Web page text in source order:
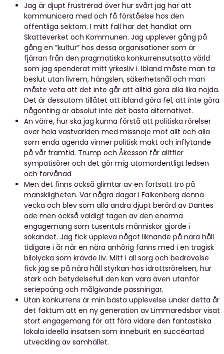
Jag är djupt frustrerad över hur svårt jag har att
kommunicera med och få förståelse hos den
offentliga sektorn. I mitt fall har det handlat om
Skatteverket och Kommunen. Jag upplever gång på
gång en ”kultur” hos dessa organisationer som är
fjärran från den pragmatiska konkurrensutsatta värld
som jag spenderat mitt yrkesliv i. Ibland måste man ta
beslut utan livrem, hängslen, säkerhetsnål och man
måste veta att det inte går att alltid göra alla lika nöjda.
Det är dessutom tillåtet att ibland göra fel, att inte göra
någonting är absolut inte det bästa alternativet.
Än värre, hur ska jag kunna förstå att politiska rörelser
över hela västvärlden med missnöje mot allt och alla
som enda agenda vinner politisk makt och inflytande
på vår framtid. Trump och Åkesson får alltfler
sympatisörer och det gör mig utomordentligt ledsen
och förvånad
Men det finns också glimtar av en fortsatt tro på
mänskligheten. Var några dagar i Falkenberg denna
vecka och blev som alla andra djupt berörd av Dantes
öde men också väldigt tagen av den enorma
engagemang som tusentals människor gjorde i
sökandet. Jag fick uppleva något liknande på nära håll
tidigare i år när en nära anhörig fanns med i en tragisk
bilolycka som krävde liv. Mitt i all sorg och bedrövelse
fick jag se på nära håll styrkan hos idrottsrörelsen, hur
stark och betydelsefull den kan vara även utanför
seriepoäng och målgivande passningar.
Utan konkurrens är min bästa upplevelse under detta år
det faktum att en ny generation av Limmaredsbor visat
stort engagemang för att föra vidare den fantastiska
lokala ideella insatsen som inneburit en succéartad
utveckling av samhället.